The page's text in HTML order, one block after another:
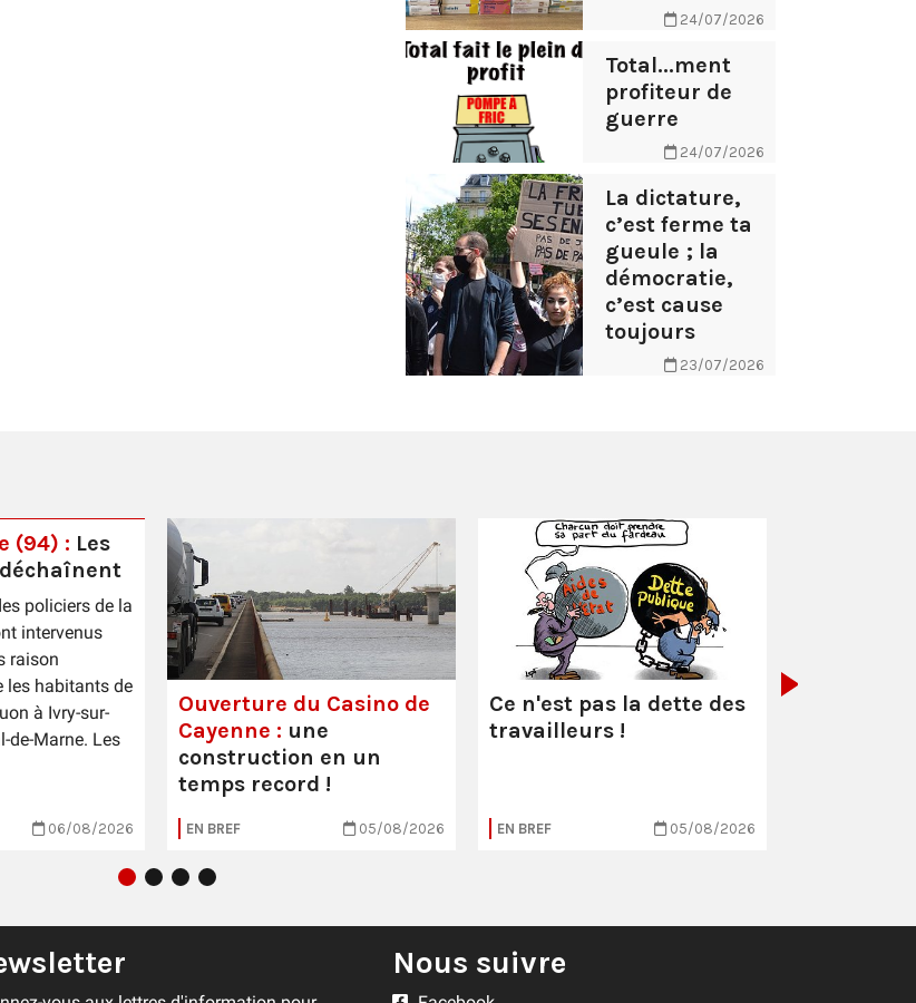
24/07/2026
Total...ment
profiteur de
guerre
24/07/2026
La dictature,
c’est ferme ta
gueule ; la
démocratie,
c’est cause
toujours
23/07/2026
(94) : Les
policiers de la
intervenus
raison
les habitants de
à Ivry-sur-
de-Marne. Les
06/08/2026
Ouverture du Casino de
Cayenne : une
construction en un
temps record !
EN BREF 05/08/2026
Ce n'est pas la dette des
travailleurs !
EN BREF 05/08/2026
Nous suivre